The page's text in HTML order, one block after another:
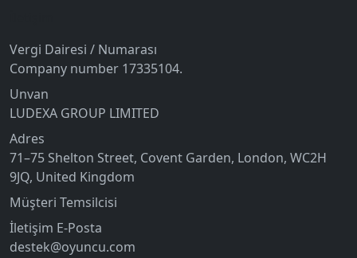
Vergi Dairesi / Numarası
Company number 17335104.
Unvan
LUDEXA GROUP LIMITED
Adres
71–75 Shelton Street, Covent Garden, London, WC2H
9JQ, United Kingdom
Müşteri Temsilcisi
İletişim E-Posta
destek@oyuncu.com